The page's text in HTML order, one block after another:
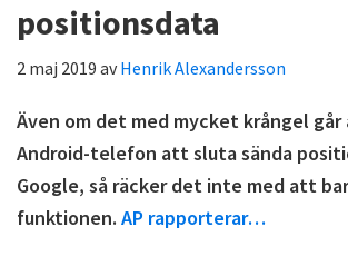
positionsdata
2 maj 2019 avHenrik Alexandersson
Även om det med mycket krångel
Android-telefon att sluta sända
Google, så räcker det inte med att
funktionen. AP rapporterar…